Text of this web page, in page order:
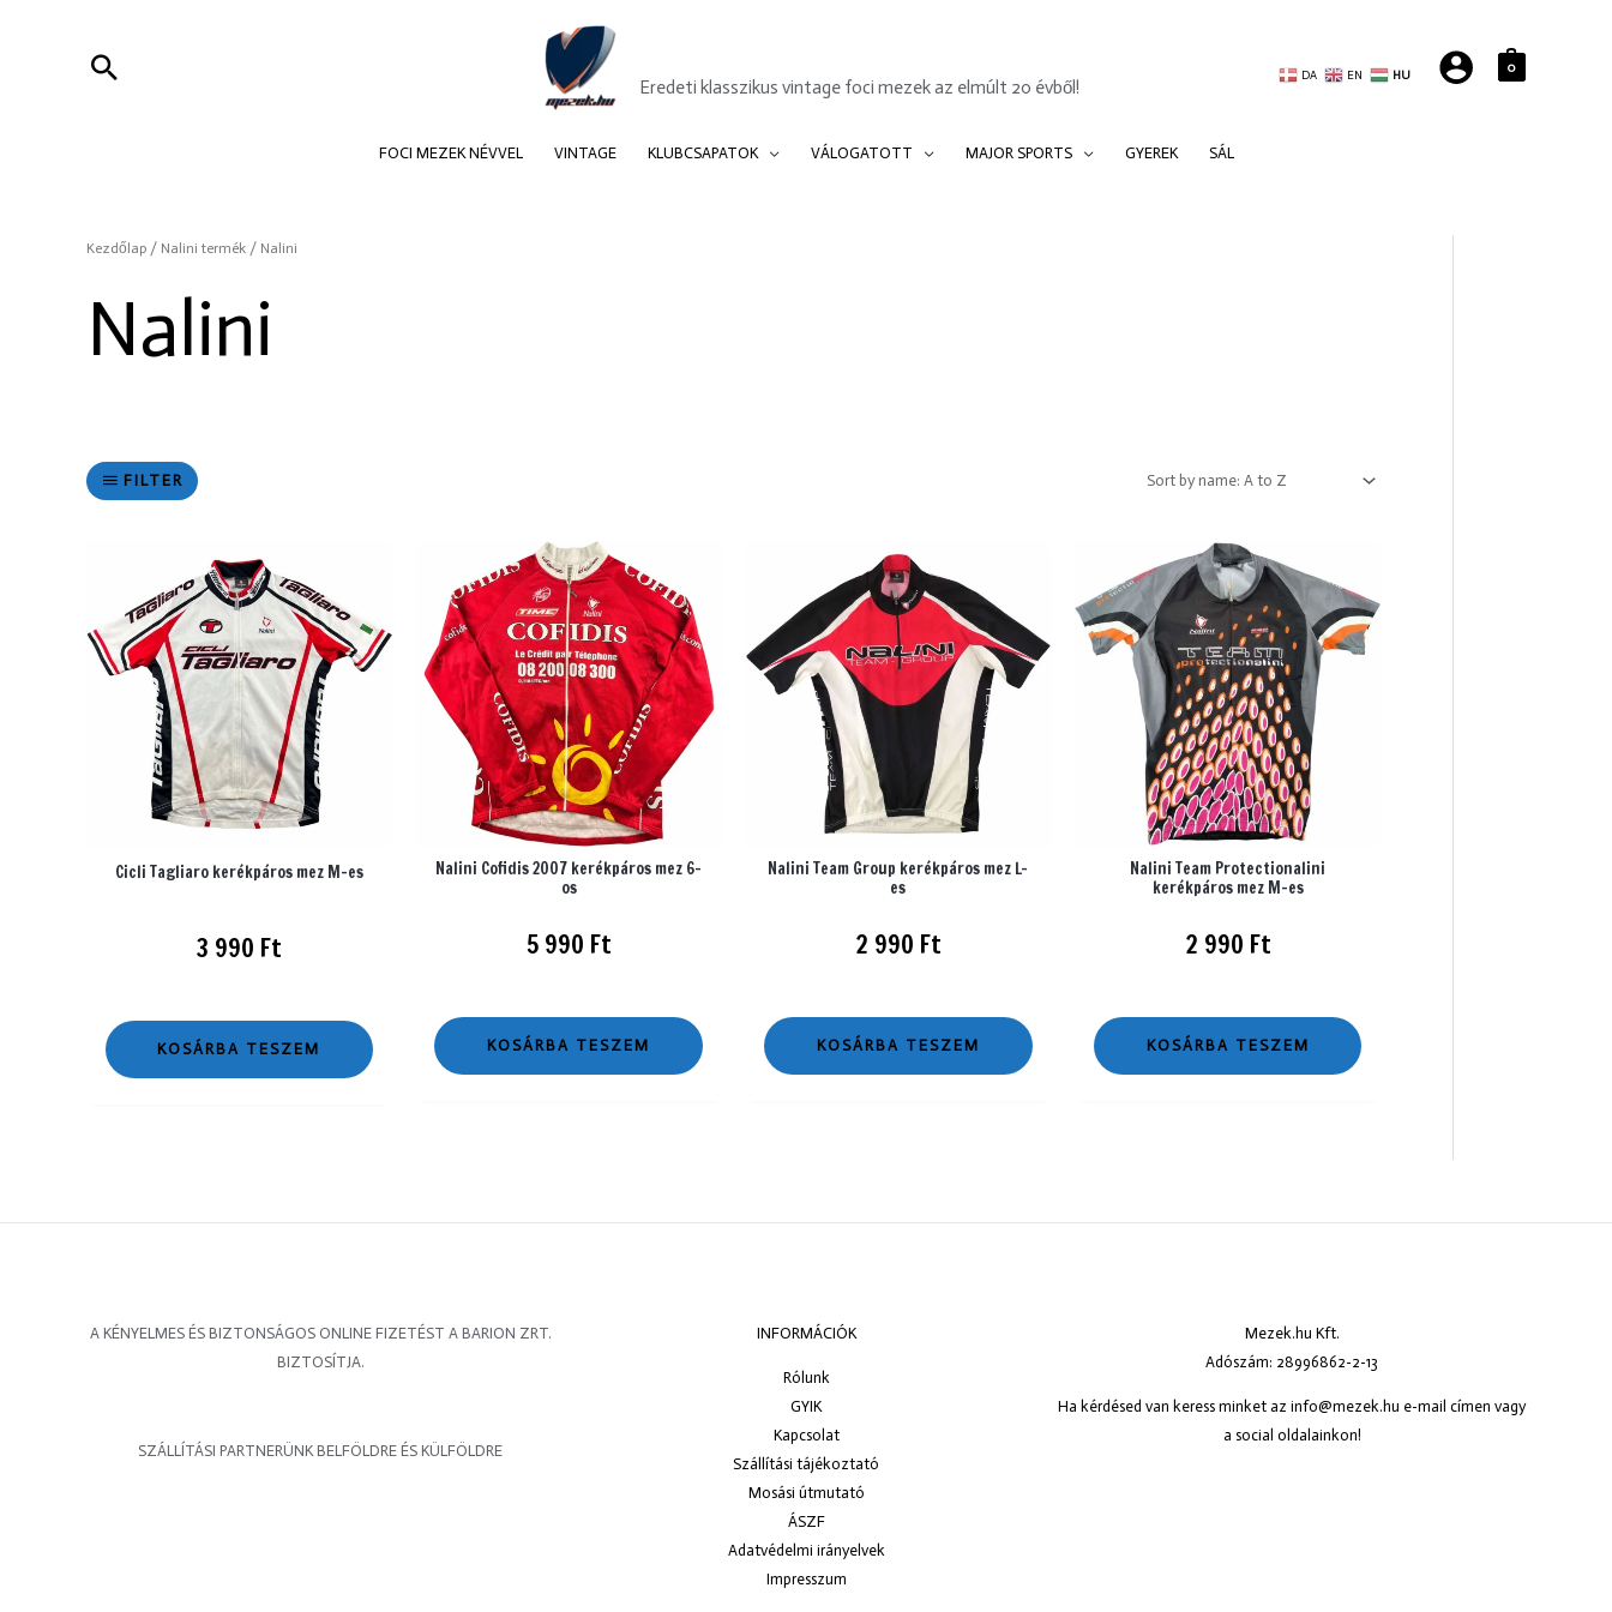
Search Eredeti klasszikus vintage foci mezek az elmúlt 20 évből!
DA EN HU 0
FOCI MEZEK NÉVVEL VINTAGE KLUBCSAPATOK VÁLOGATOTT MAJOR SPORTS GYEREK SÁL
Kezdőlap / Nalini termék / Nalini
Nalini
FILTER
Cicli Tagliaro kerékpáros mez M-es
3 990 Ft
KOSÁRBA TESZEM
Nalini Cofidis 2007 kerékpáros mez 6-
os
5 990 Ft
KOSÁRBA TESZEM
Nalini Team Group kerékpáros mez L-
es
2 990 Ft
KOSÁRBA TESZEM
Nalini Team Protectionalini
kerékpáros mez M-es
2 990 Ft
KOSÁRBA TESZEM
A KÉNYELMES ÉS BIZTONSÁGOS ONLINE FIZETÉST A BARION ZRT.
BIZTOSÍTJA.
SZÁLLÍTÁSI PARTNERÜNK BELFÖLDRE ÉS KÜLFÖLDRE
INFORMÁCIÓK
Rólunk
GYIK
Kapcsolat
Szállítási tájékoztató
Mosási útmutató
ÁSZF
Adatvédelmi irányelvek
Impresszum
Mezek.hu Kft.
Adószám: 28996862-2-13
Ha kérdésed van keress minket az info@mezek.hu e-mail címen vagy
a social oldalainkon!